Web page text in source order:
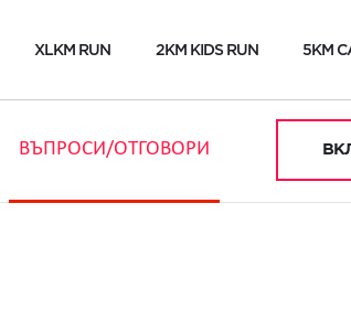
XLKM RUN 2KM KIDS RUN 5KM
ВЪПРОСИ/ОТГОВОРИ